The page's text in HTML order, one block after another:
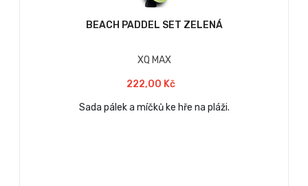
BEACH PADDEL SET ZELENÁ
XQ MAX
222,00 Kč
Sada pálek a míčků ke hře na pláži.